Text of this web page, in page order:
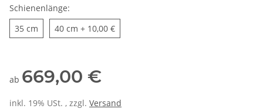
Schienenlänge:
35 cm 35 cm40 cm 40 cm
+ 10,00 €
ab 669,00 €
inkl. 19% USt. , zzgl. Versand